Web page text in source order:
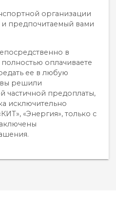
организации
и предпочитаемый вами
в
оплачиваете
ее в любую
решили
частичной предоплаты,
исключительно
«Энергия», только с